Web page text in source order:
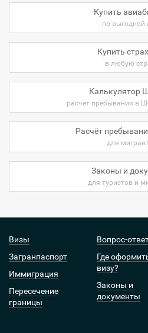
Купить
по выгодной
Купить
в любую
Калькулятор
расчёт пребывания в
Расчёт
для
Законы и
для туристов и
Визы
Загранпаспорт
Иммиграция
Пересечение
границы
Вопрос-
Где
визу?
Законы и
документы